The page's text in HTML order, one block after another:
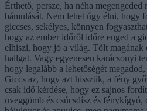
Érthető, persze, ha néha
bámulását. Nem lehet úgy élni, hogy
giccses, sekélyes, könnyen
hogy az ember időről időre enged a
elhiszi, hogy jó a világ. Tölt magának
hallgat. Vagy egyenesen karácsonyi
hogy legalább a lehetőségét
Giccs az, hogy azt hisszük, a fény
csak idő kérdése, hogy ez sajnos
üveggömb és csúcsdísz és fénykígyó,